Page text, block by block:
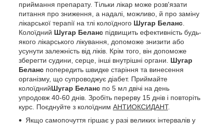
приймання препарату. Тільки лікар може розв'язати
питання про зниження, а надалі, можливо, й про заміну
лікарської терапії на тлі колоїдного Шугар Беланс.
Колоїдний Шугар Беланс підвищить ефективність будь-
якого лікарського лікування, допоможе знизити або
усунути залежність від ліків. Крім того, він допоможе
зберегти судини, серце, інші внутрішні органи. Шугар
Беланс попередить швидке старіння та винесення
організму, що супроводжує діабет. Приймайте
колоїднийШугар Беланс по 5 мл двічі на день
упродовж 40-60 днів. Зробіть перерву 15 днів і повторіть
курс. Поєднуйте з колоїдним АНТИОКСИДАНТ.
Якщо самопочуття гіршає у разі великих інтервалів у